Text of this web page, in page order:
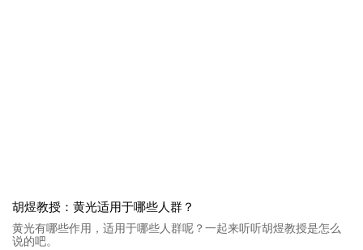
胡煜教授：黄光适用于哪些人群？
黄光有哪些作用，适用于哪些人群呢？一起来听听胡煜教授是怎么
说的吧。